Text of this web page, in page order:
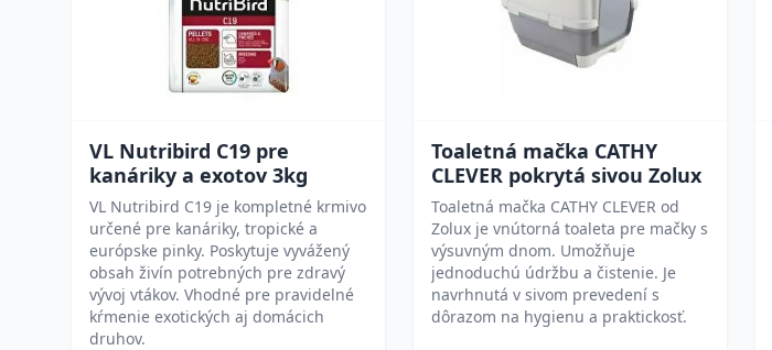
VL Nutribird C19 pre
kanáriky a exotov 3kg
VL Nutribird C19 je kompletné krmivo
určené pre kanáriky, tropické a
európske pinky. Poskytuje vyvážený
obsah živín potrebných pre zdravý
vývoj vtákov. Vhodné pre pravidelné
kŕmenie exotických aj domácich
druhov.
Toaletná mačka CATHY
CLEVER pokrytá sivou Zolux
Toaletná mačka CATHY CLEVER od
Zolux je vnútorná toaleta pre mačky s
výsuvným dnom. Umožňuje
jednoduchú údržbu a čistenie. Je
navrhnutá v sivom prevedení s
dôrazom na hygienu a praktickosť.